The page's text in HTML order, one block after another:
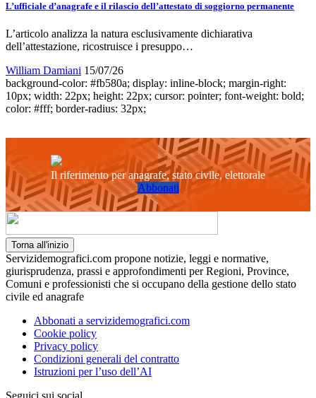
L’ufficiale d’anagrafe e il rilascio dell’attestato di soggiorno permanente
L’articolo analizza la natura esclusivamente dichiarativa
dell’attestazione, ricostruisce i presuppo…
William Damiani 15/07/26
background-color: #fb580a; display: inline-block; margin-right:
10px; width: 22px; height: 22px; cursor: pointer; font-weight: bold;
color: #fff; border-radius: 32px;
Il riferimento per anagrafe, stato civile, elettorale
Abbonati
Torna all'inizio
Servizidemografici.com propone notizie, leggi e normative,
giurisprudenza, prassi e approfondimenti per Regioni, Province,
Comuni e professionisti che si occupano della gestione dello stato
civile ed anagrafe
Abbonati a servizidemografici.com
Cookie policy
Privacy policy
Condizioni generali del contratto
Istruzioni per l’uso dell’AI